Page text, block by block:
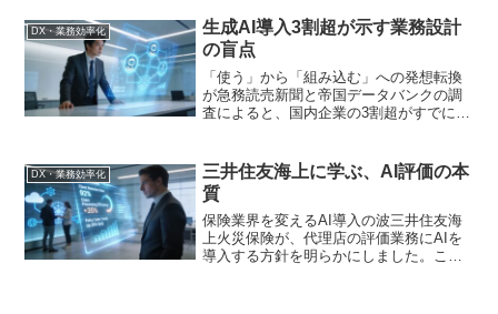
ジネス電子版の記事「AI活用は『管理職
罰ゲーム』解消から」...
DX・業務効率化
生成AI導入3割超が示す業務設計
の盲点
「使う」から「組み込む」への発想転換
が急務読売新聞と帝国データバンクの調
査によると、国内企業の3割超がすでに業
だけを見れば、日本企業のDXは着実に進
んでいるように映る...
DX・業務効率化
三井住友海上に学ぶ、AI評価の本
質
保険業界を変えるAI導入の波三井住友海
上火災保険が、代理店の評価業務にAIを
導入する方針を明らかにしました。これ